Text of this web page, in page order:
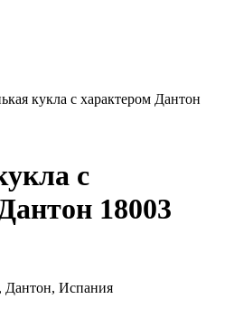
кукла с характером Дантон
с
18003
Дантон, Испания